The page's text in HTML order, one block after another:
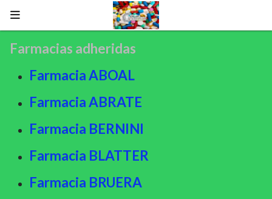
Farmacias adheridas
Farmacia ABOAL
Farmacia ABRATE
Farmacia BERNINI
Farmacia BLATTER
Farmacia BRUERA